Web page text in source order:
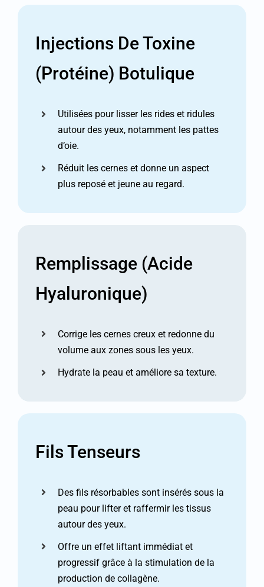
Injections De Toxine
(protéine) Botulique
Utilisées pour lisser les rides et ridules
autour des yeux, notamment les pattes
d’oie.
Réduit les cernes et donne un aspect
plus reposé et jeune au regard.
Fils Tenseurs
Des fils résorbables sont insérés sous la
peau pour lifter et raffermir les tissus
autour des yeux.
Offre un effet liftant immédiat et
progressif grâce à la stimulation de la
production de collagène.
Remplissage (Acide
Hyaluronique)
Corrige les cernes creux et redonne du
volume aux zones sous les yeux.
Hydrate la peau et améliore sa texture.